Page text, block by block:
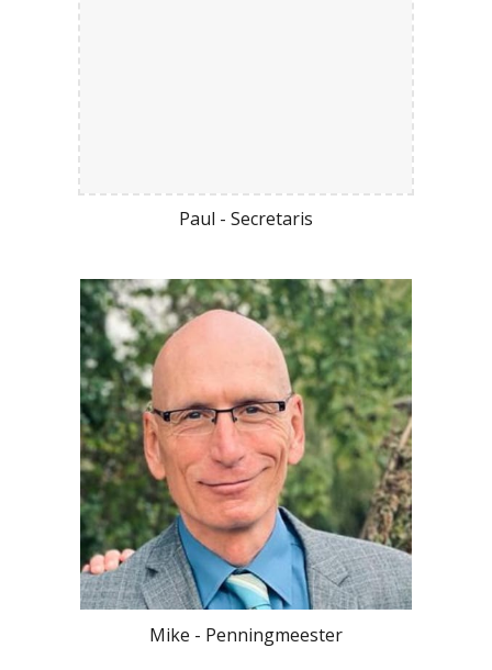
Paul - Secretaris
Mike - Penningmeester